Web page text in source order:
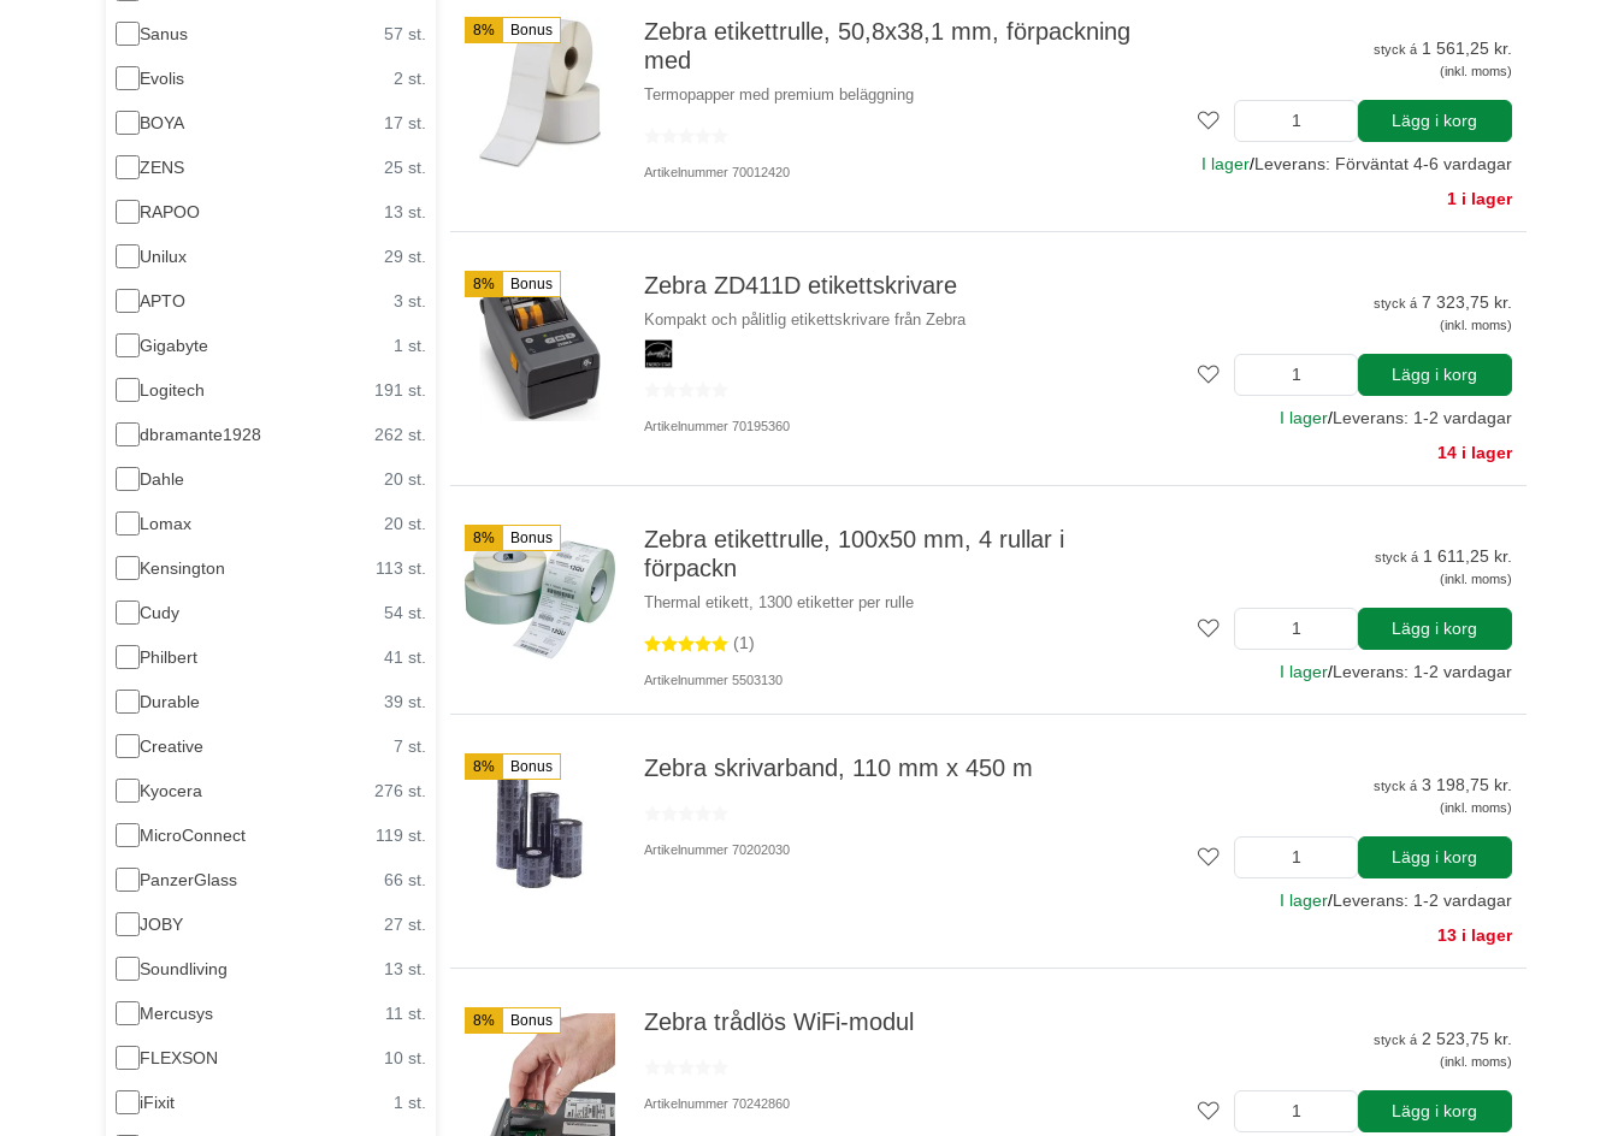
Sanus 57 st.
Evolis 2 st.
BOYA 17 st.
ZENS 25 st.
RAPOO 13 st.
Unilux 29 st.
APTO 3 st.
Gigabyte 1 st.
Logitech 191 st.
dbramante1928 262 st.
Dahle 20 st.
Lomax 20 st.
Kensington 113 st.
Cudy 54 st.
Philbert 41 st.
Durable 39 st.
Creative 7 st.
Kyocera 276 st.
MicroConnect 119 st.
PanzerGlass 66 st.
JOBY 27 st.
Soundliving 13 st.
Mercusys 11 st.
FLEXSON 10 st.
iFixit 1 st.
8% Bonus
Zebra etikettrulle, 50,8x38,1 mm, förpackning
med
Termopapper med premium beläggning
Artikelnummer 70012420
styck á 1 561,25 kr.
(inkl. moms)
Lägg i korg
I lager/Leverans: Förväntat 4-6 vardagar
1 i lager
8% Bonus Zebra ZD411D etikettskrivare
Kompakt och pålitlig etikettskrivare från Zebra
Artikelnummer 70195360
styck á 7 323,75 kr.
(inkl. moms)
Lägg i korg
I lager/Leverans: 1-2 vardagar
14 i lager
8% Bonus
Zebra etikettrulle, 100x50 mm, 4 rullar i
förpackn
Thermal etikett, 1300 etiketter per rulle
(1)
Artikelnummer 5503130
styck á 1 611,25 kr.
(inkl. moms)
Lägg i korg
I lager/Leverans: 1-2 vardagar
8% Bonus Zebra skrivarband, 110 mm x 450 m
Artikelnummer 70202030
styck á 3 198,75 kr.
(inkl. moms)
Lägg i korg
I lager/Leverans: 1-2 vardagar
13 i lager
8% Bonus Zebra trådlös WiFi-modul
Artikelnummer 70242860
styck á 2 523,75 kr.
(inkl. moms)
Lägg i korg